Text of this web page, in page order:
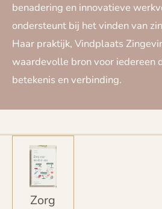
benadering en innovatieve
ondersteunt bij het vinden van
Haar praktijk, Vindplaats
waardevolle bron voor iedereen
betekenis en verbinding.
Zorg